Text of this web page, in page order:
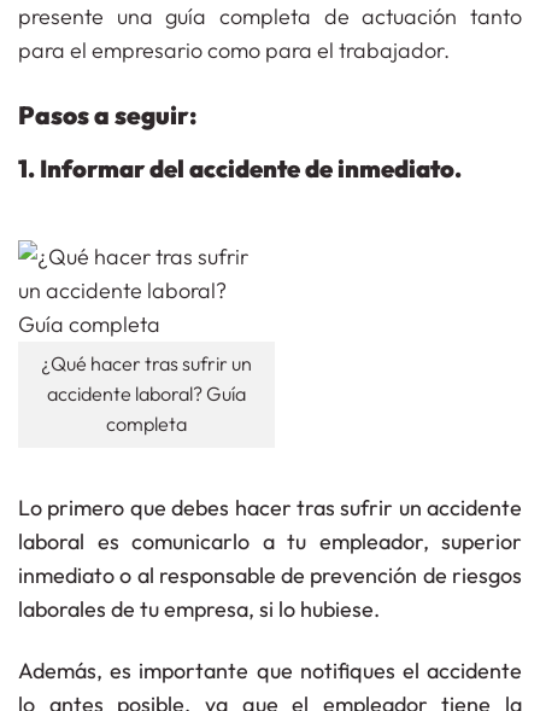
presente una guía completa de actuación tanto
para el empresario como para el trabajador.
Pasos a seguir:
1. Informar del accidente de inmediato.
¿Qué hacer tras sufrir un
accidente laboral? Guía
completa
Lo primero que debes hacer tras sufrir un accidente
laboral es comunicarlo a tu empleador, superior
inmediato o al responsable de prevención de riesgos
laborales de tu empresa, si lo hubiese.
Además, es importante que notifiques el accidente
lo antes posible, ya que el empleador tiene la